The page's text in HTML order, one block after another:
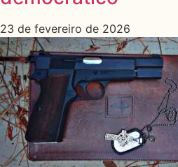
23 de fevereiro de 2026